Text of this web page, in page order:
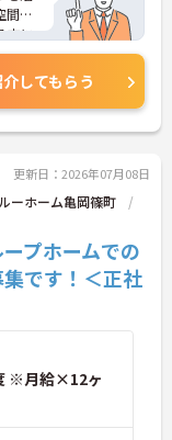
間づ
方に
しい
してもらう
更新日：2026年07月08日
ーホーム亀岡篠町
プホームでの
です！＜正社
※月給×12ヶ